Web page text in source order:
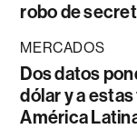
robo de
MERCADOS
Dos datos
dólar y a
América